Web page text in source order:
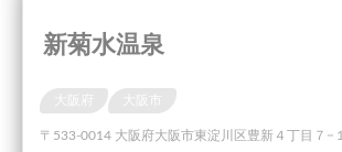
新菊水温泉
〒533-0014 大阪府大阪市東淀川区豊新４丁目７−